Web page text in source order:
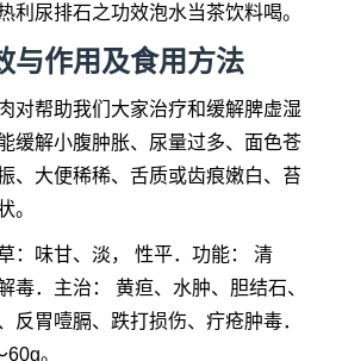
利尿排石之功效泡水当茶饮料喝。
与作用及食用方法
对帮助我们大家治疗和缓解脾虚湿
缓解小腹肿胀、尿量过多、面色苍
、大便稀稀、舌质或齿痕嫩白、苔
。
：味甘、淡， 性平．功能： 清
毒．主治： 黄疸、水肿、胆结石、
反胃噎膈、跌打损伤、疔疮肿毒．
。